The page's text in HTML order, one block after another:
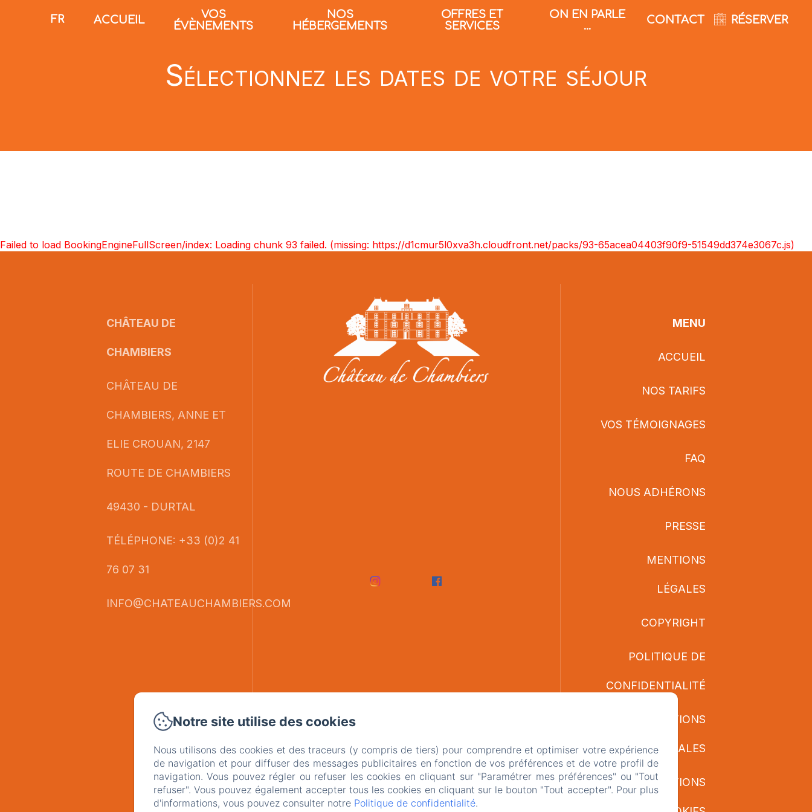
FR ACCUEIL
VOS
ÉVÈNEMENTS
NOS
HÉBERGEMENTS
OFFRES ET
SERVICES
ON EN PARLE
...
CONTACT RÉSERVER
Sélectionnez les dates de votre séjour
Failed to load BookingEngineFullScreen/index: Loading chunk 93 failed. (missing: https://d1cmur5l0xva3h.cloudfront.net/packs/93-65acea04403f90f9-51549dd374e3067c.js)
CHÂTEAU DE
CHAMBIERS
CHÂTEAU DE
CHAMBIERS, ANNE ET
ELIE CROUAN, 2147
ROUTE DE CHAMBIERS
49430 - DURTAL
TÉLÉPHONE: +33 (0)2 41
76 07 31
INFO@CHATEAUCHAMBIERS.COM
EN FR
MENU
ACCUEIL
NOS TARIFS
VOS TÉMOIGNAGES
FAQ
NOUS ADHÉRONS
PRESSE
MENTIONS
LÉGALES
COPYRIGHT
POLITIQUE DE
CONFIDENTIALITÉ
INFORMATIONS
LÉGALES
INFORMATIONS
Notre site utilise des cookies
Nous utilisons des cookies et des traceurs (y compris de tiers) pour comprendre et optimiser votre expérience
de navigation et pour diffuser des messages publicitaires en fonction de vos préférences et de votre profil de
navigation. Vous pouvez régler ou refuser les cookies en cliquant sur "Paramétrer mes préférences" ou "Tout
refuser". Vous pouvez également accepter tous les cookies en cliquant sur le bouton "Tout accepter". Pour plus
d'informations, vous pouvez consulter notre Politique de confidentialité.